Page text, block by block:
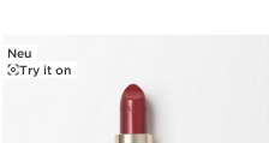
Neu
Try it on